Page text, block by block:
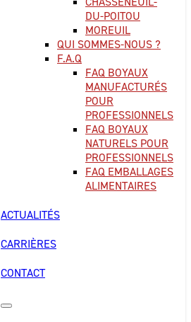
DU-POITOU
MOREUIL
QUI SOMMES-NOUS ?
F.A.Q
FAQ BOYAUX
MANUFACTURÉS
POUR
PROFESSIONNELS
FAQ BOYAUX
NATURELS POUR
PROFESSIONNELS
FAQ EMBALLAGES
ALIMENTAIRES
ACTUALITÉS
CARRIÈRES
CONTACT